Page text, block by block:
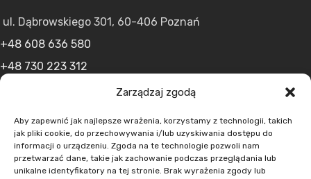
Zarządzaj zgodą
Aby zapewnić jak najlepsze wrażenia, korzystamy z technologii, takich
jak pliki cookie, do przechowywania i/lub uzyskiwania dostępu do
informacji o urządzeniu. Zgoda na te technologie pozwoli nam
przetwarzać dane, takie jak zachowanie podczas przeglądania lub
unikalne identyfikatory na tej stronie. Brak wyrażenia zgody lub
ul. Dąbrowskiego 301, 60-406 Poznań
+48 608 636 580
+48 730 223 312